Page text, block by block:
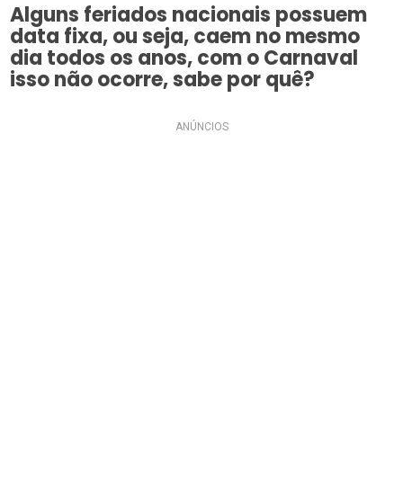
Alguns feriados nacionais possuem
data fixa, ou seja, caem no mesmo
dia todos os anos, com o Carnaval
isso não ocorre, sabe por quê?
ANÚNCIOS